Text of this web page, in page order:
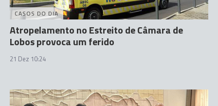
CASOS DO DIA
Atropelamento no Estreito de Câmara de
Lobos provoca um ferido
21 Dez 10:24